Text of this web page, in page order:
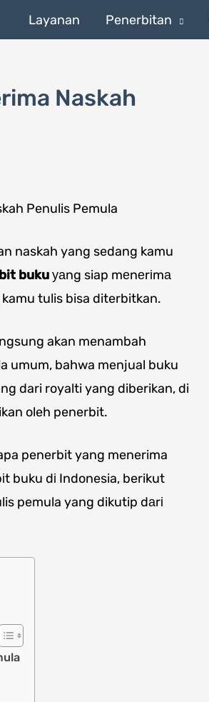
Layanan Penerbitan
Naskah
naskah yang sedang kamu
bukuуаng siap mеnеrіmа
tulis bisa diterbitkan.
akan menambah
umum, bahwa menjual buku
dari royalti yang diberikan, di
oleh penerbit.
penerbit yang menerima
buku dі Indonesia, berikut
pemula yang dikutip dаrі